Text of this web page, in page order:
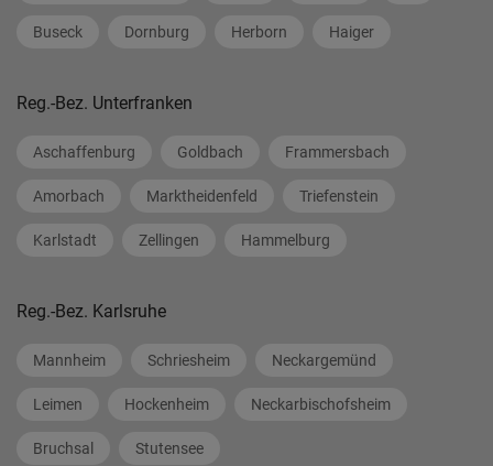
Buseck Dornburg Herborn Haiger
Reg.-Bez. Unterfranken
Aschaffenburg Goldbach Frammersbach
Amorbach Marktheidenfeld Triefenstein
Karlstadt Zellingen Hammelburg
Reg.-Bez. Karlsruhe
Mannheim Schriesheim Neckargemünd
Leimen Hockenheim Neckarbischofsheim
Bruchsal Stutensee